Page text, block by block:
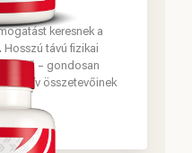
keresnek a
Hosszú távú fizikai
– gondosan
aktív összetevőinek